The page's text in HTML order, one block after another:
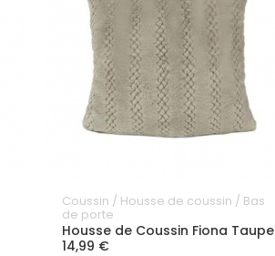
Coussin / Housse de coussin / Bas
de porte
Housse de Coussin Fiona Taupe
14,99 €